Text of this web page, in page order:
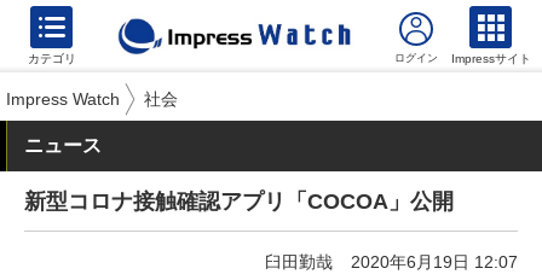
カテゴリ Impressサイト
Impress Watch 社会
ニュース
新型コロナ接触確認アプリ「COCOA」公開
臼田勤哉 2020年6月19日 12:07